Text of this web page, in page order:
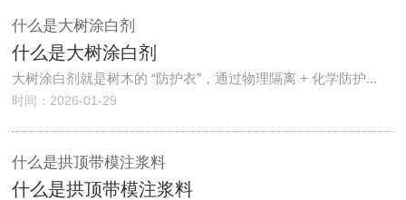
什么是大树涂白剂
什么是大树涂白剂
大树涂白剂就是树木的 “防护衣”，通过物理隔离 + 化学防护...
时间：2026-01-29
什么是拱顶带模注浆料
什么是拱顶带模注浆料